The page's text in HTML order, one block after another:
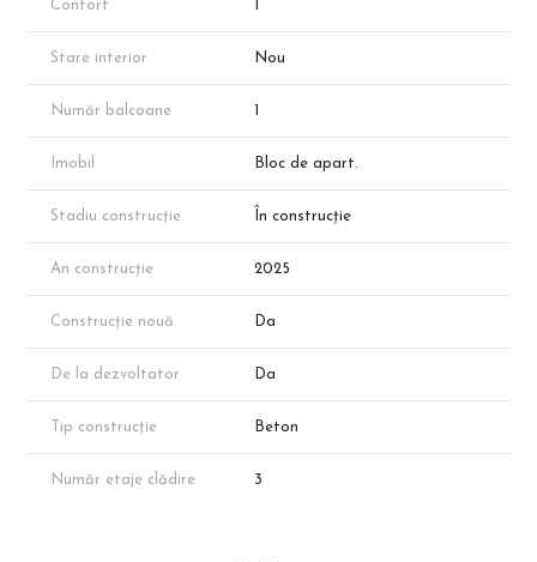
Confort 1
Stare interior Nou
Număr balcoane 1
Imobil Bloc de apart.
Stadiu construcție În construcție
An construcție 2025
Construcție nouă Da
De la dezvoltator Da
Tip construcție Beton
Număr etaje clădire 3